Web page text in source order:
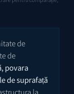
de
de
povara
de suprafață
la